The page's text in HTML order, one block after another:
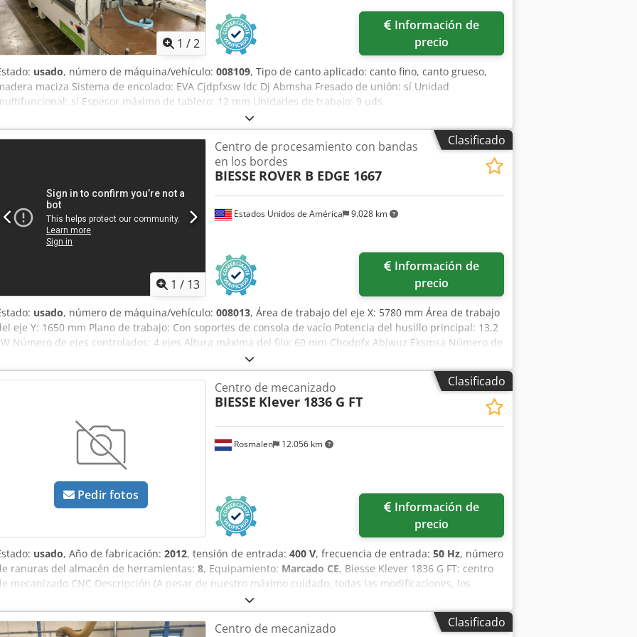
Pedir más fotos
1 /2
precio
usado, número de máquina/vehículo: 008109, Tipo de canto aplicado: canto fino, canto grueso,
maciza Sistema de encolado: EVA Cjdpfxsw Idc Dj Abmsha Fresado de unión: sí Unidad
sí Espesor máximo de tablero: 12 mm Unidades de trabajo: 9 uds.
Clasificado
1 / 13
Estados Unidos de América 9.028 km
Centro de procesamiento con bandas
en los bordes
BIESSE ROVER B EDGE 1667
precio
usado, número de máquina/vehículo: 008013, Área de trabajo del eje X: 5780 mm Área de trabajo
eje Y: 1650 mm Plano de trabajo: Con soportes de consola de vacío Potencia del husillo principal: 13,2
Número de ejes controlados: 4 ejes Altura máxima del filo: 60 mm Chodpfx Abjwuz Eksmsa Número de
husillos de taladrado: 16 Número de posiciones de herramienta: 16
Clasificado
Pedir fotos
Rosmalen 12.056 km
Centro de mecanizado
BIESSE Klever 1836 G FT
precio
usado, Año de fabricación: 2012, tensión de entrada: 400 V, frecuencia de entrada: 50 Hz, número
ranuras del almacén de herramientas: 8, Equipamiento: Marcado CE, Biesse Klever 1836 G FT: centro
mecanizado CNC Descripción (A pesar de nuestro máximo cuidado, todas las modificaciones, los
errores en los datos técnicos, los precios y toda la información están sujetos a errores de transcripción.
se garantiza la exactitud de los datos impresos. La disponibilidad está sujeta a ventas previas). (A
pesar de la máxima atención, nos reservamos el derecho a modificar, así como a corregir posibles errores
Clasificado
Centro de mecanizado